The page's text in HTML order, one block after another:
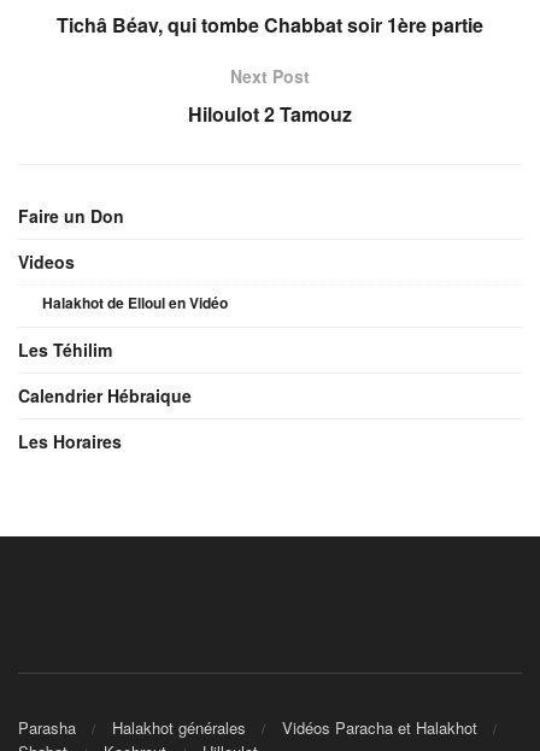
Tichâ Béav, qui tombe Chabbat soir 1ère partie
Next Post
Hiloulot 2 Tamouz
Faire un Don
Videos
Halakhot de Elloul en Vidéo
Les Téhilim
Calendrier Hébraique
Les Horaires
Parasha Halakhot générales
Vidéos Paracha et Halakhot